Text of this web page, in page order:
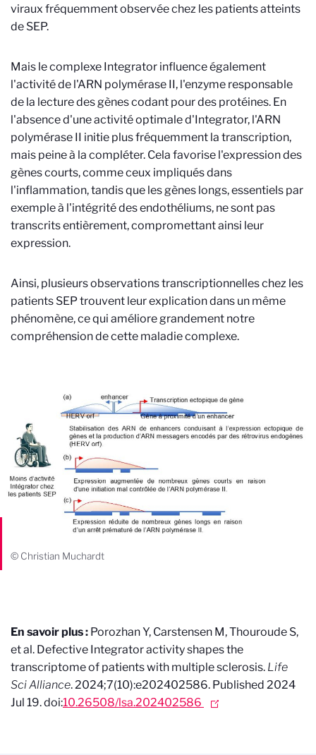
viraux fréquemment observée chez les patients atteints
de SEP.
Mais le complexe Integrator influence également
l'activité de l'ARN polymérase II, l'enzyme responsable
de la lecture des gènes codant pour des protéines. En
l'absence d'une activité optimale d'Integrator, l'ARN
polymérase II initie plus fréquemment la transcription,
mais peine à la compléter. Cela favorise l'expression des
gènes courts, comme ceux impliqués dans
l'inflammation, tandis que les gènes longs, essentiels par
exemple à l'intégrité des endothéliums, ne sont pas
transcrits entièrement, compromettant ainsi leur
expression.
Ainsi, plusieurs observations transcriptionnelles chez les
patients SEP trouvent leur explication dans un même
phénomène, ce qui améliore grandement notre
compréhension de cette maladie complexe.
© Christian Muchardt
En savoir plus : Porozhan Y, Carstensen M, Thouroude S,
et al. Defective Integrator activity shapes the
transcriptome of patients with multiple sclerosis. Life
Sci Alliance. 2024;7(10):e202402586. Published 2024
Jul 19. doi:10.26508/lsa.202402586